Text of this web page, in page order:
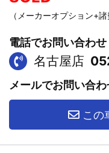
（メーカーオプション+諸
電話でお問い合わせ
名古屋店
メールでお問い合わ
この